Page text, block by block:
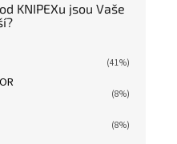
KNIPEXu jsou Vaše
(41%)
(8%)
(8%)